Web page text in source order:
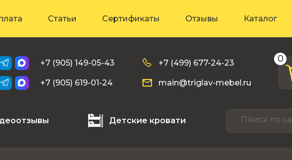
Статьи Сертификаты Отзывы Каталог
+7 (905) 149-05-43
+7 (905) 619-01-24
+7 (499) 677-24-23
main@triglav-mebel.ru
0
Детские кровати